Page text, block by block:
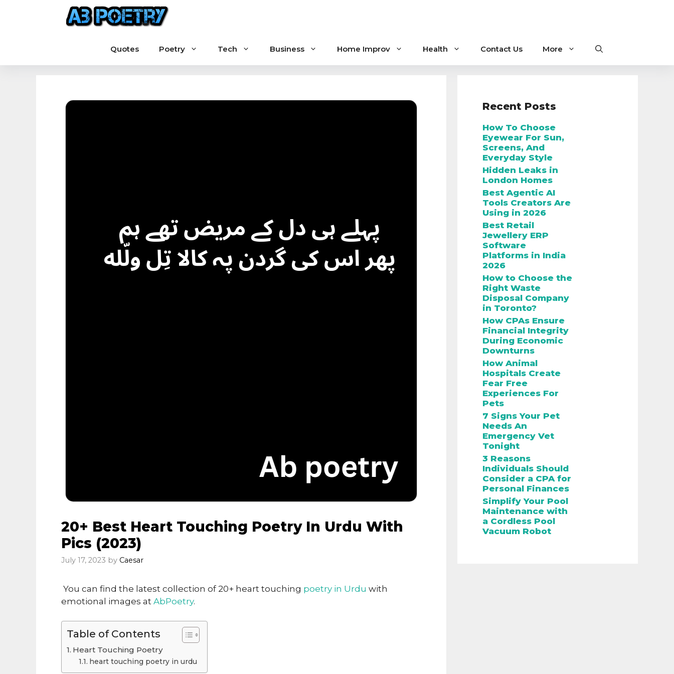
Quotes Poetry Tech Business Home Improv Health Contact Us More
20+ Best Heart Touching Poetry In Urdu With
Pics (2023)
July 17, 2023 by Caesar
You can find the latest collection of 20+ heart touching poetry in Urdu with
emotional images at AbPoetry.
Table of Contents
Heart Touching Poetry
heart touching poetry in urdu
Recent Posts
How To Choose
Eyewear For Sun,
Screens, And
Everyday Style
Hidden Leaks in
London Homes
Best Agentic AI
Tools Creators Are
Using in 2026
Best Retail
Jewellery ERP
Software
Platforms in India
2026
How to Choose the
Right Waste
Disposal Company
in Toronto?
How CPAs Ensure
Financial Integrity
During Economic
Downturns
How Animal
Hospitals Create
Fear Free
Experiences For
Pets
7 Signs Your Pet
Needs An
Emergency Vet
Tonight
3 Reasons
Individuals Should
Consider a CPA for
Personal Finances
Simplify Your Pool
Maintenance with
a Cordless Pool
Vacuum Robot